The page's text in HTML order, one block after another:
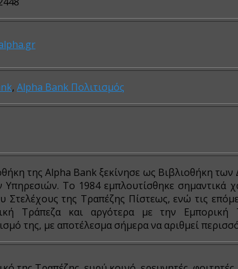
, Alpha Bank Πολιτισμός
της Alpha Bank ξεκίνησε ως Βιβλιοθήκη
Υπηρεσιών. Το 1984 εμπλουτίσθηκε σημαντικά
Στελέχους της Τραπέζης Πίστεως, ενώ τις
Τράπεζα και αργότερα με την Εμπορική
της, με αποτέλεσμα σήμερα να αριθμεί